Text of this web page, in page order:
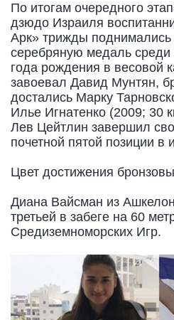
По итогам очередного
дзюдо Израиля
Арк» трижды поднимались
серебряную медаль среди
года рождения в весовой
завоевал Давид Мунтян,
достались Марку
Илье Игнатенко (2009; 30
Лев Цейтлин завершил
почетной пятой позиции в
Цвет достижения
Диана Вайсман из
третьей в забеге на 60
Средиземноморских Игр.